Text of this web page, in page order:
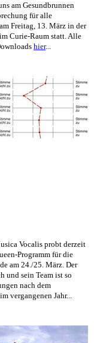
am Gesundbrunnen
für alle
Freitag, 13. März in der
Curie-Raum statt. Alle
hier...
Vocalis probt derzeit
Programm für die
am 24./25. März. Der
und sein Team ist so
nach dem
vergangenen Jahr...